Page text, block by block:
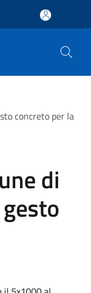
concreto per la
di